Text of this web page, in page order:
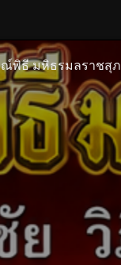
พิธี มหิธรมลราช